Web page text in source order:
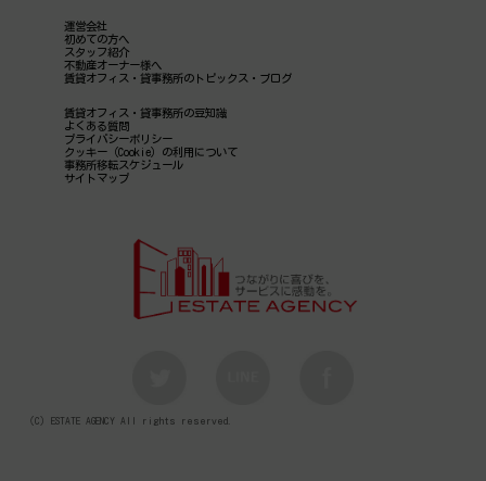
運営会社
初めての方へ
スタッフ紹介
不動産オーナー様へ
賃貸オフィス・貸事務所のトピックス・ブログ
賃貸オフィス・貸事務所の豆知識
よくある質問
プライバシーポリシー
クッキー（Cookie）の利用について
事務所移転スケジュール
サイトマップ
（C）ESTATE AGENCY All rights reserved.